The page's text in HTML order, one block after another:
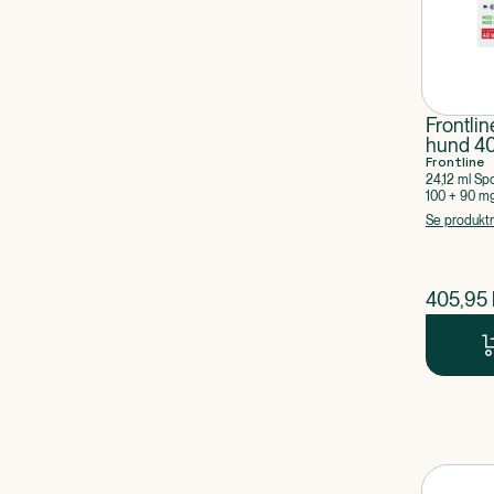
hund
Frontline
24,12 ml
100 + 90
Se
$
405,95